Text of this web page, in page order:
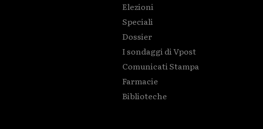
Elezioni
Speciali
Dossier
I sondaggi di Vpost
Comunicati Stampa
Farmacie
Biblioteche